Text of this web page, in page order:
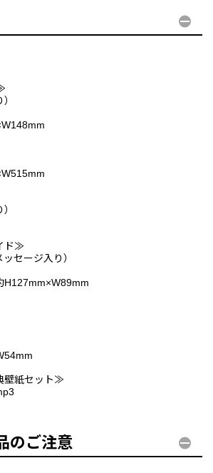
ド≫
セージ入り）
H127mm×W89mm
壁紙セット≫
のご注意